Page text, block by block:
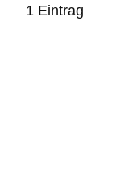
1 Eintrag